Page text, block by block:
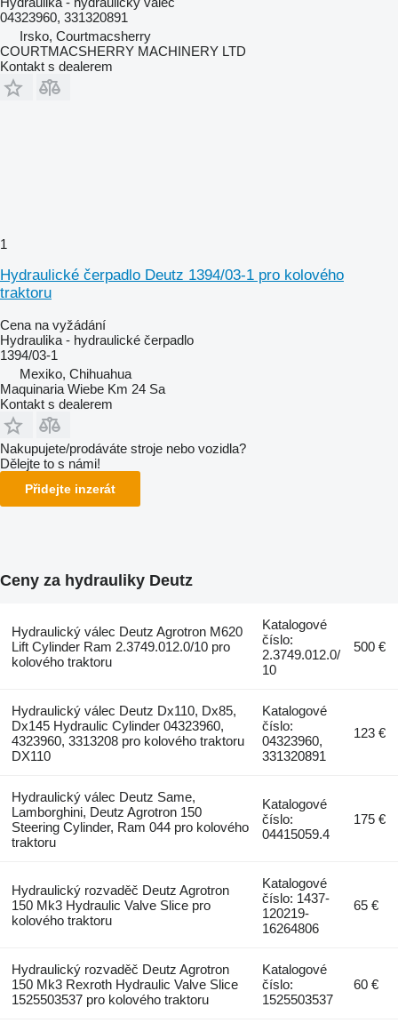
04323960, 331320891
Irsko, Courtmacsherry
COURTMACSHERRY MACHINERY LTD
Kontakt s dealerem
1
Hydraulické čerpadlo Deutz 1394/03-1 pro kolového
traktoru
Cena na vyžádání
Hydraulika - hydraulické čerpadlo
1394/03-1
Mexiko, Chihuahua
Maquinaria Wiebe Km 24 Sa
Kontakt s dealerem
Nakupujete/prodáváte stroje nebo vozidla?
Dělejte to s námi!
Přidejte inzerát
Ceny za hydrauliky Deutz
Hydraulický válec Deutz Agrotron M620
Lift Cylinder Ram 2.3749.012.0/10 pro
kolového traktoru
Katalogové
číslo:
2.3749.012.0/
10
500 €
Hydraulický válec Deutz Dx110, Dx85,
Dx145 Hydraulic Cylinder 04323960,
4323960, 3313208 pro kolového traktoru
DX110
Katalogové
číslo:
04323960,
331320891
123 €
Hydraulický válec Deutz Same,
Lamborghini, Deutz Agrotron 150
Steering Cylinder, Ram 044 pro kolového
traktoru
Katalogové
číslo:
04415059.4
175 €
Hydraulický rozvaděč Deutz Agrotron
150 Mk3 Hydraulic Valve Slice pro
kolového traktoru
Katalogové
číslo: 1437-
120219-
16264806
65 €
Hydraulický rozvaděč Deutz Agrotron
150 Mk3 Rexroth Hydraulic Valve Slice
1525503537 pro kolového traktoru
Katalogové
číslo:
1525503537
60 €